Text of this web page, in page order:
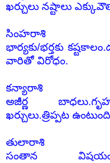
ఖర్చులు నష్టాలు
సింహరాశి
భార్యకు/భర్తకు
వారితో విరోధం.
కన్యారాశి
అజీర్ణ
ఖర్చులు.త్రిప్పట
తులారాశి
సంతాన